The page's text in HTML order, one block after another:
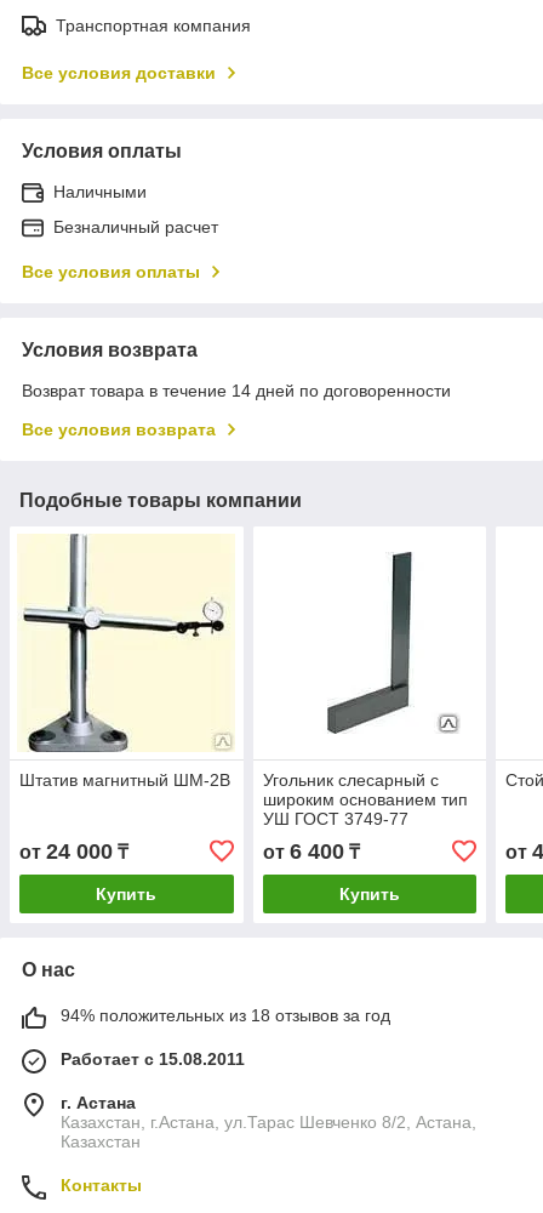
Транспортная компания
Все условия доставки
Условия оплаты
Наличными
Безналичный расчет
Все условия оплаты
Условия возврата
Возврат товара в течение 14 дней по договоренности
Все условия возврата
Подобные товары компании
Штатив магнитный ШМ-2В
от 24 000 ₸
Купить
Угольник слесарный с
широким основанием тип
УШ ГОСТ 3749-77
от 6 400₸
Купить
от
О нас
94% положительных из 18 отзывов за год
Работает с 15.08.2011
г. Астана
Казахстан, г.Астана, ул.Тарас Шевченко 8/2, Астана,
Казахстан
Контакты